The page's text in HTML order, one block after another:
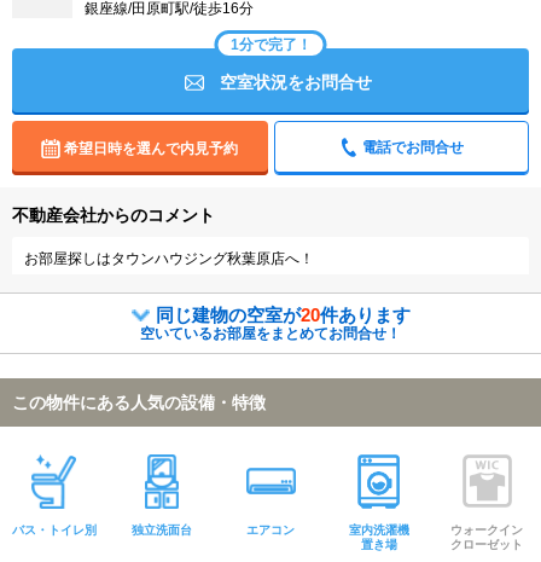
銀座線/田原町駅/徒歩16分
1分で完了！
空室状況をお問合せ
希望日時を選んで内見予約 電話でお問合せ
不動産会社からのコメント
お部屋探しはタウンハウジング秋葉原店へ！
同じ建物の空室が20件あります
空いているお部屋をまとめてお問合せ！
この物件にある人気の設備・特徴
バス・トイレ別 独立洗面台 エアコン
室内洗濯機
置き場
ウォークイン
クローゼット